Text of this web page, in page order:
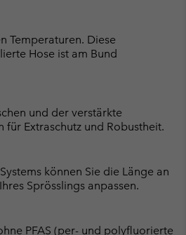
Temperaturen. Diese
Hose ist am Bund
und der verstärkte
für Extraschutz und Robustheit.
können Sie die Länge an
Sprösslings anpassen.
PFAS (per- und polyfluorierte